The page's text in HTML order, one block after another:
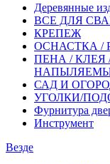
Деревянные
ВСЕ ДЛЯ
КРЕПЕЖ
ОСНАСТКА /
ПЕНА / КЛЕЯ
САД И
УГОЛКИ/
Фурнитура
Инструмент
Везде